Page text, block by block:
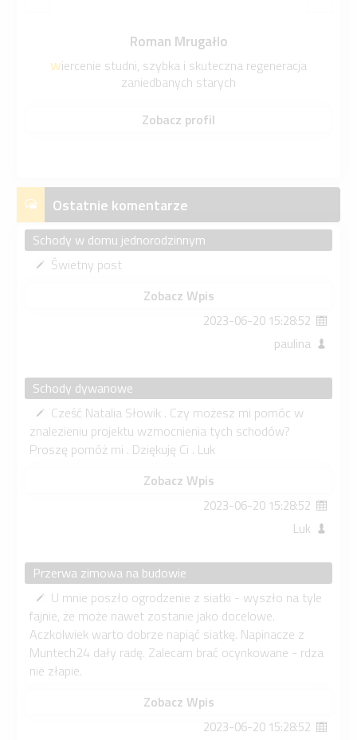
Roman Mrugałlo
wiercenie studni, szybka i skuteczna regeneracja
zaniedbanych starych
Zobacz profil
Ostatnie komentarze
Schody w domu jednorodzinnym
Świetny post
Zobacz Wpis
2023-06-20 15:28:52
paulina
Schody dywanowe
Cześć Natalia Słowik . Czy możesz mi pomóc w
znalezieniu projektu wzmocnienia tych schodów?
Proszę pomóż mi . Dziękuję Ci . Luk
Zobacz Wpis
2023-06-20 15:28:52
Luk
Przerwa zimowa na budowie
U mnie poszło ogrodzenie z siatki - wyszło na tyle
fajnie, że może nawet zostanie jako docelowe.
Aczkolwiek warto dobrze napiąć siatkę. Napinacze z
Muntech24 dały radę. Zalecam brać ocynkowane - rdza
nie złapie.
Zobacz Wpis
2023-06-20 15:28:52